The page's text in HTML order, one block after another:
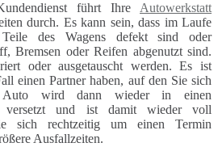
führt Ihre Autowerkstatt
durch. Es kann sein, dass im Laufe
Teile des Wagens defekt sind oder
Bremsen oder Reifen abgenutzt sind.
oder ausgetauscht werden. Es ist
einen Partner haben, auf den Sie sich
Auto wird dann wieder in einen
versetzt und ist damit wieder voll
sich rechtzeitig um einen Termin
Ausfallzeiten.